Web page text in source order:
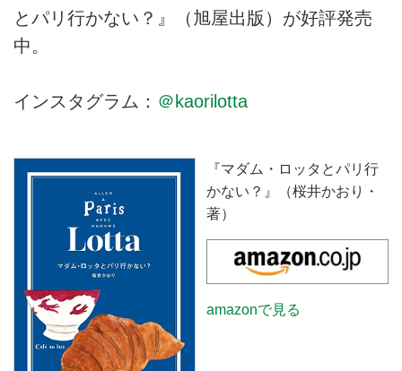
とパリ行かない？』（旭屋出版）が好評発売
中。
インスタグラム： ＠kaorilotta
『マダム・ロッタとパリ行
かない？』（桜井かおり・
著）
amazonで見る